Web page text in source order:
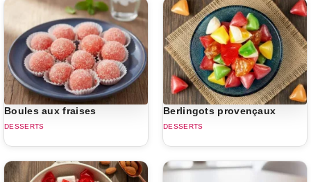
Boules aux fraises
DESSERTS
Berlingots provençaux
DESSERTS